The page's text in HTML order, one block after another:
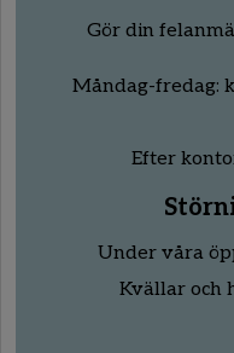
Gör din
Måndag-fredag:
Efter
Under våra
Kvällar och